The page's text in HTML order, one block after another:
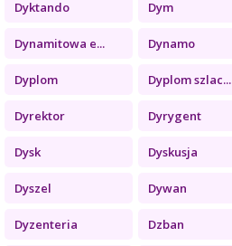
Dyktando Dym
Dynamitowa e... Dynamo
Dyplom Dyplom szlac...
Dyrektor Dyrygent
Dysk Dyskusja
Dyszel Dywan
Dyzenteria Dzban